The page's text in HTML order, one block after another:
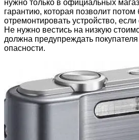
нужно только в официальных
гарантию, которая позволит потом
отремонтировать устройство,
Не нужно вестись на низкую
должна предупреждать
опасности.